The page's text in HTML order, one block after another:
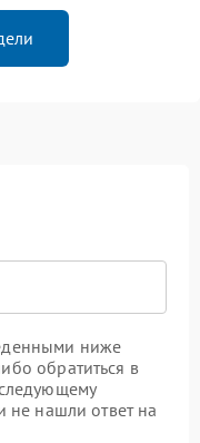
ниже
обратиться в
не нашли ответ на